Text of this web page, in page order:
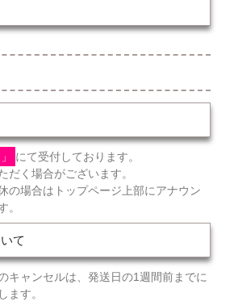
にて受付しております。
だく場合がございます。
の場合はトップページ上部にアナウン
。
て
キャンセルは、発送日の1週間前までに
ます。